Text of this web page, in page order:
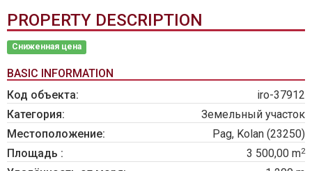
PROPERTY DESCRIPTION
Сниженная цена
BASIC INFORMATION
Код объекта:
iro-37912
Категория:
Земельный участок
Местоположение:
Pag, Kolan (23250)
Площадь :
3 500,00 m2